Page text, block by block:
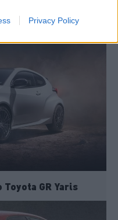
Privacy Policy
Toyota GR Yaris